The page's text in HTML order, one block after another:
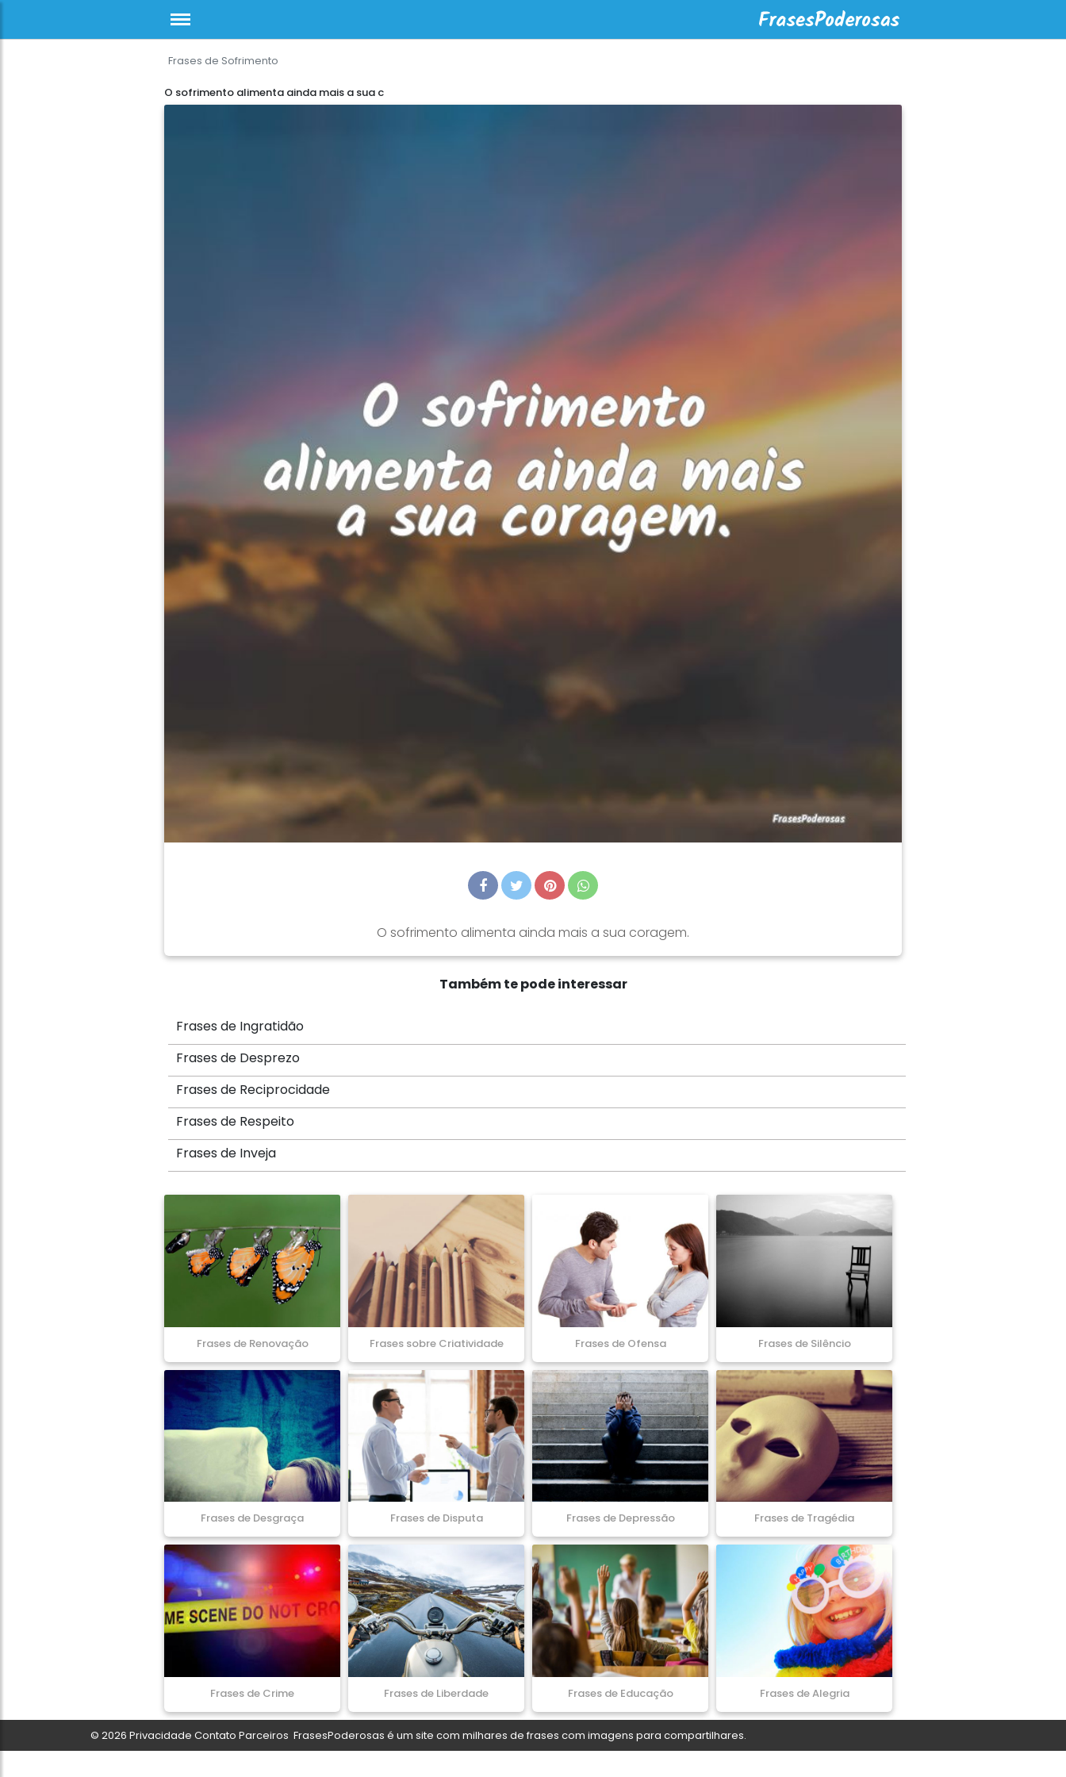
Frases de Sofrimento
O sofrimento alimenta ainda mais a sua c
O sofrimento alimenta ainda mais a sua coragem.
Também te pode interessar
Frases de Ingratidão
Frases de Desprezo
Frases de Reciprocidade
Frases de Respeito
Frases de Inveja
Frases de Renovação Frases sobre Criatividade Frases de Ofensa Frases de Silêncio
Frases de Desgraça Frases de Disputa Frases de Depressão Frases de Tragédia
Frases de Crime Frases de Liberdade Frases de Educação Frases de Alegria
© 2026 Privacidade Contato Parceiros FrasesPoderosas é um site com milhares de frases com imagens para compartilhares.